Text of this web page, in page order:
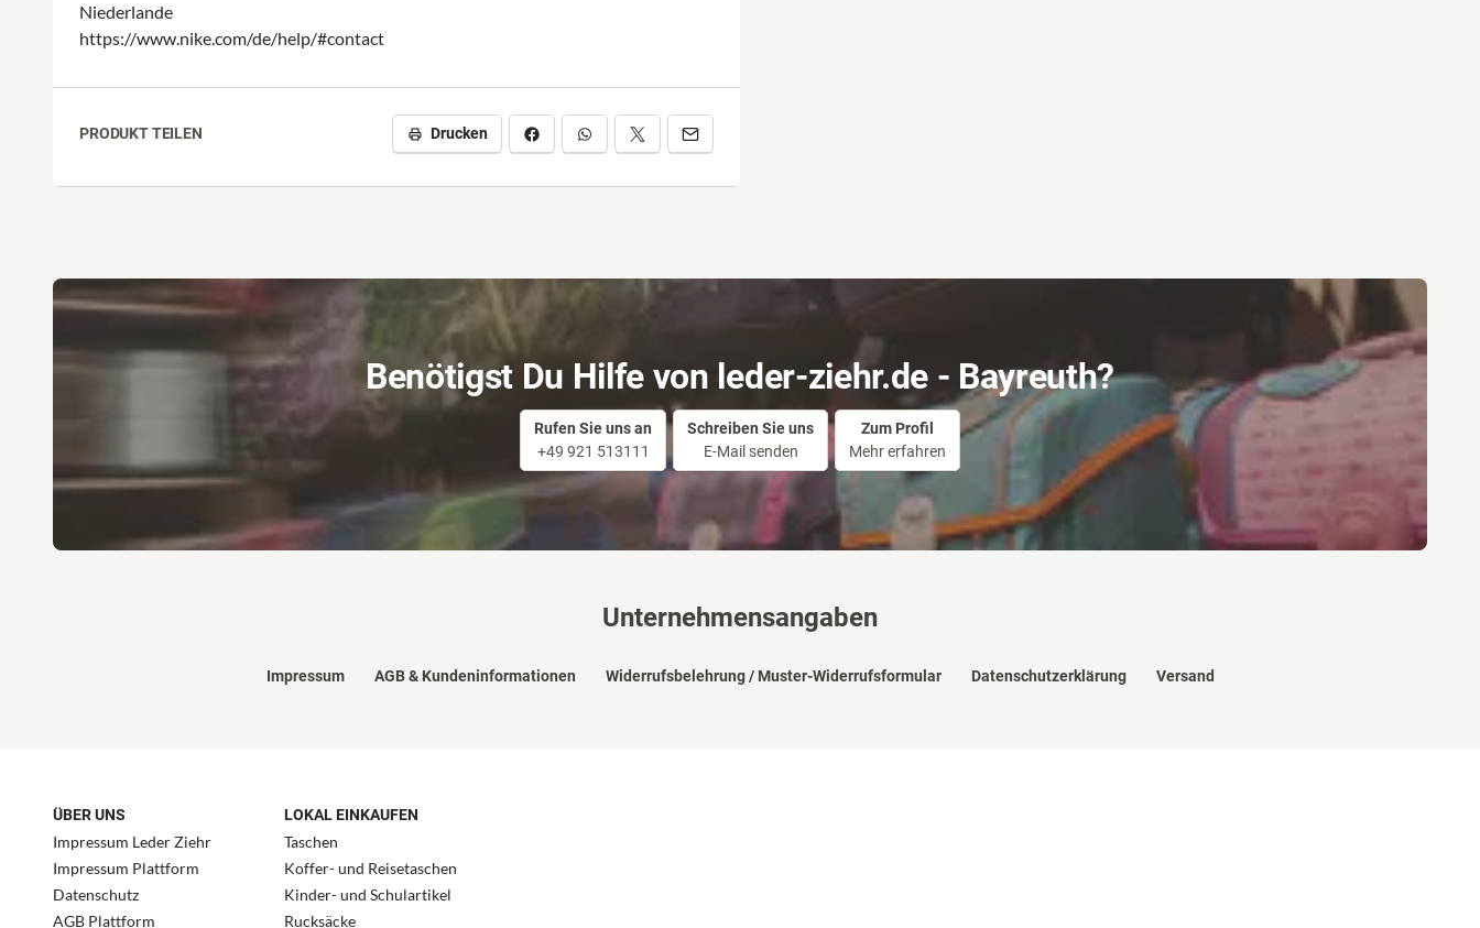
Niederlande
https://www.nike.com/de/help/#contact
PRODUKT TEILEN Drucken
Benötigst Du Hilfe von leder-ziehr.de - Bayreuth?
Rufen Sie uns an
+49 921 513111
Schreiben Sie uns
E-Mail senden
Zum Profil
Mehr erfahren
Unternehmensangaben
Impressum AGB & Kundeninformationen Widerrufsbelehrung / Muster-Widerrufsformular Datenschutzerklärung Versand
ÜBER UNS
Impressum Leder Ziehr
Impressum Plattform
Datenschutz
AGB Plattform
LOKAL EINKAUFEN
Taschen
Koffer- und Reisetaschen
Kinder- und Schulartikel
Rucksäcke